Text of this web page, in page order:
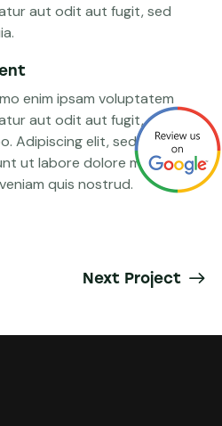
aut odit aut fugit, sed
enim ipsam voluptatem
aut odit aut fugit, sed
Adipiscing elit, sed do
ut labore dolore magna
quis nostrud.
Next Project